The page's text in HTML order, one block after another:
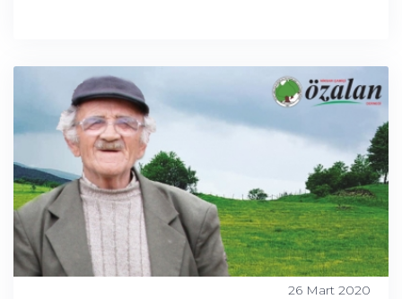
26 Mart 2020